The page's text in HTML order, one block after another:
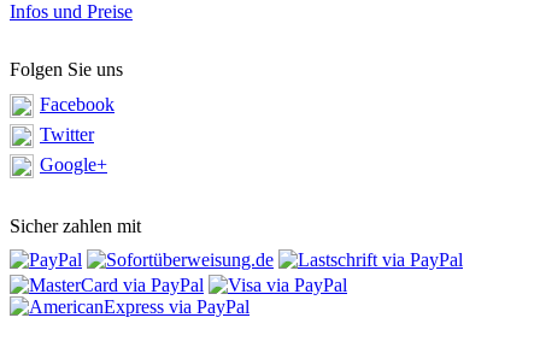
Infos und Preise
Folgen Sie uns
Facebook
Twitter
Google+
Sicher zahlen mit